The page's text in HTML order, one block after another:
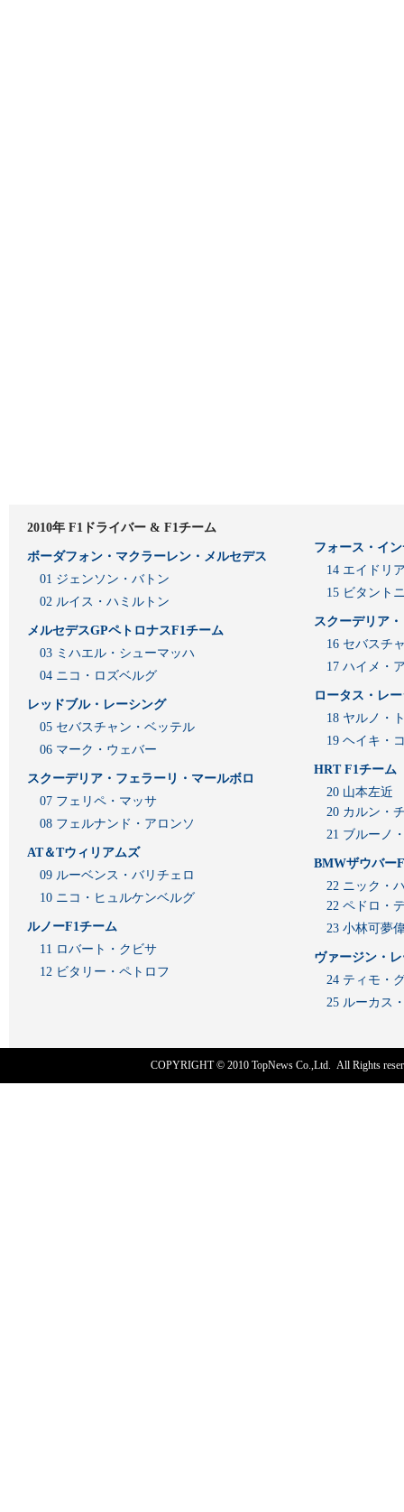
2010年 F1ドライバー & F1チーム
ボーダフォン・マクラーレン・メルセデス
01 ジェンソン・バトン
02 ルイス・ハミルトン
メルセデスGPペトロナスF1チーム
03 ミハエル・シューマッハ
04 ニコ・ロズベルグ
レッドブル・レーシング
05 セバスチャン・ベッテル
06 マーク・ウェバー
スクーデリア・フェラーリ・マールボロ
07 フェリペ・マッサ
08 フェルナンド・アロンソ
AT＆Tウィリアムズ
09 ルーベンス・バリチェロ
10 ニコ・ヒュルケンベルグ
ルノーF1チーム
11 ロバート・クビサ
12 ビタリー・ペトロフ
フォース・イ
14 エイドリ
15 ビタント
スクーデリア
16 セバスチ
17 ハイメ・
ロータス・レ
18 ヤルノ・
19 ヘイキ・
HRT F1チーム
20 山本左近
20 カルン・
21 ブルーノ
BMWザウバー
22 ニック・
22 ペドロ・
23 小林可夢
ヴァージン・
24 ティモ・
25 ルーカス
COPYRIGHT © 2010 TopNews Co.,Ltd. All Rights